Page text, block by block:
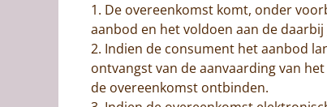
1. De overeenkomst komt, onder
aanbod en het voldoen aan de
2. Indien de consument het aanbod
ontvangst van de aanvaarding van
de overeenkomst ontbinden.